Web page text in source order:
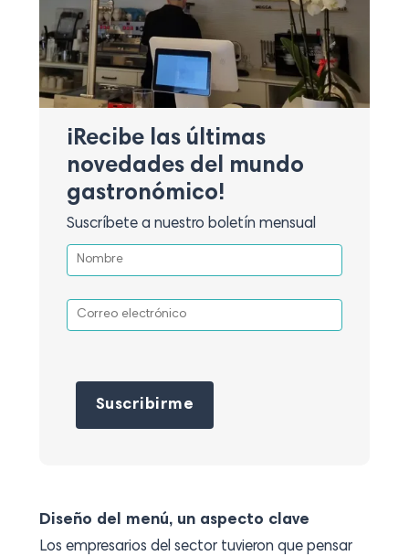
¡Recibe las últimas
novedades del mundo
gastronómico!
Suscríbete a nuestro boletín mensual
Diseño del menú, un aspecto clave
Los empresarios del sector tuvieron que pensar